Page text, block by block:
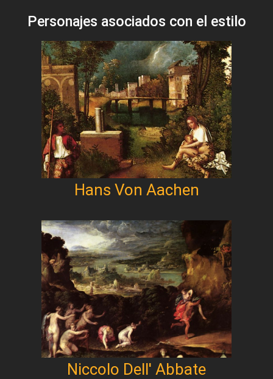
Personajes asociados con el estilo
Hans Von Aachen
Niccolo Dell' Abbate